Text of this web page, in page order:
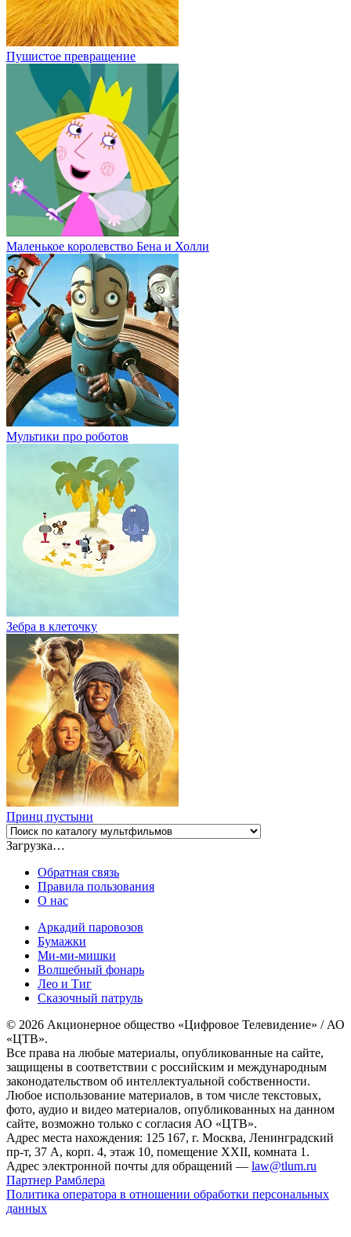
Пушистое превращение
Маленькое королевство Бена и Холли
Мультики про роботов
Зебра в клеточку
Принц пустыни
Загрузка…
Обратная связь
Правила пользования
О нас
Аркадий паровозов
Бумажки
Ми-ми-мишки
Волшебный фонарь
Лео и Тиг
Сказочный патруль
© 2026 Акционерное общество «Цифровое Телевидение» / АО
«ЦТВ».
Все права на любые материалы, опубликованные на сайте,
защищены в соответствии с российским и международным
законодательством об интеллектуальной собственности.
Любое использование материалов, в том числе текстовых,
фото, аудио и видео материалов, опубликованных на данном
сайте, возможно только с согласия АО «ЦТВ».
Адрес места нахождения: 125 167, г. Москва, Ленинградский
пр-т, 37 А, корп. 4, этаж 10, помещение XXII, комната 1.
Адрес электронной почты для обращений — law@tlum.ru
Партнер Рамблера
Политика оператора в отношении обработки персональных
данных